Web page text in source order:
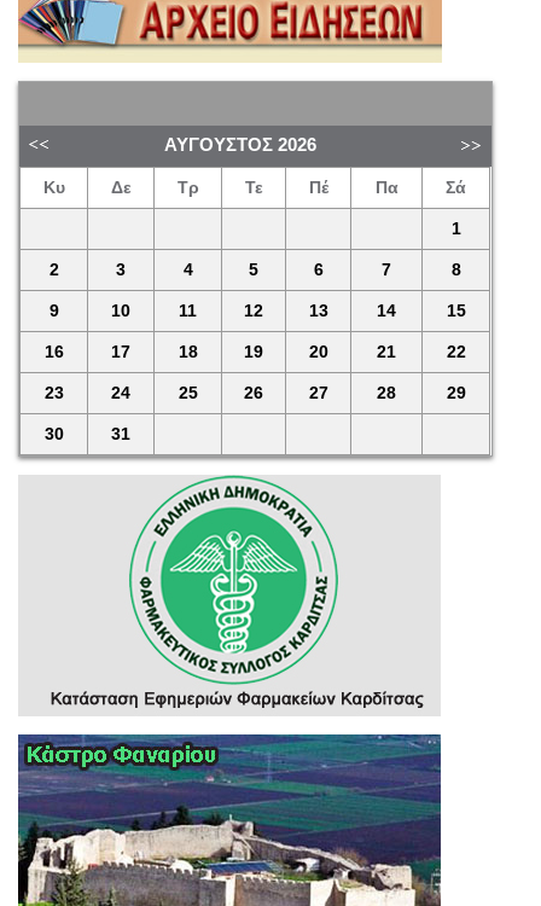
ΑΎΓΟΥΣΤΟΣ 2026
Κυ Δε Τρ Τε Πέ Πα Σά
1
2 3 4 5 6 7 8
9 10 11 12 13 14 15
16 17 18 19 20 21 22
23 24 25 26 27 28 29
30 31